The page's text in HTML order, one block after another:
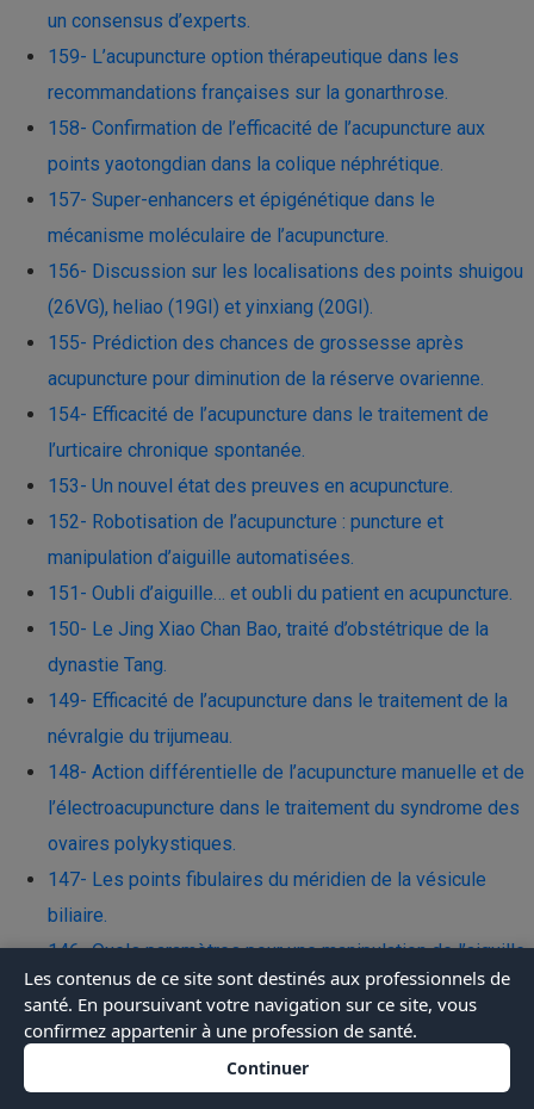
un consensus d’experts.
159- L’acupuncture option thérapeutique dans les
recommandations françaises sur la gonarthrose.
158- Confirmation de l’efficacité de l’acupuncture aux
points yaotongdian dans la colique néphrétique.
157- Super-enhancers et épigénétique dans le
mécanisme moléculaire de l’acupuncture.
156- Discussion sur les localisations des points shuigou
(26VG), heliao (19GI) et yinxiang (20GI)​.
155- Prédiction des chances de grossesse après
acupuncture pour diminution de la réserve ovarienne.
154- Efficacité de l’acupuncture dans le traitement de
l’urticaire chronique spontanée.
153- Un nouvel état des preuves en acupuncture.
152- Robotisation de l’acupuncture : puncture et
manipulation d’aiguille automatisées.
151- Oubli d’aiguille… et oubli du patient en acupuncture.
150- Le Jing Xiao Chan Bao, traité d’obstétrique de la
dynastie Tang.
149- Efficacité de l’acupuncture dans le traitement de la
névralgie du trijumeau.
148- Action différentielle de l’acupuncture manuelle et de
l’électroacupuncture dans le traitement du syndrome des
ovaires polykystiques.
147- Les points fibulaires du méridien de la vésicule
biliaire.
146- Quels paramètres pour une manipulation de l’aiguille
par enfoncement-retrait à visée antalgique ?
145- Quel est le risque de blessure par piqûre d’aiguille
chez les praticiens acupuncteurs ?
144- Le grand patron du contre-espionnage français était
Les contenus de ce site sont destinés aux professionnels de
santé. En poursuivant votre navigation sur ce site, vous
confirmez appartenir à une profession de santé.
Continuer